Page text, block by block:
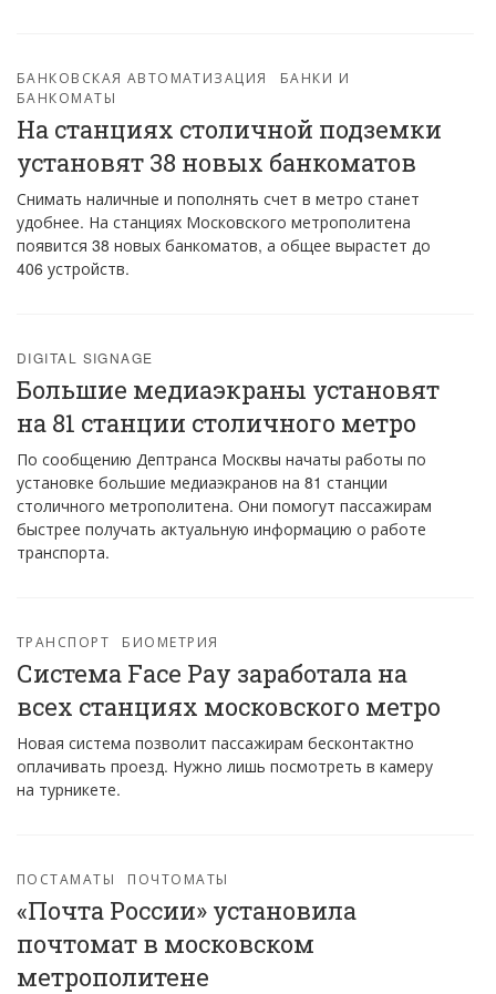
БАНКОВСКАЯ АВТОМАТИЗАЦИЯ
БАНКИ И
БАНКОМАТЫ
На станциях столичной подземки
установят 38 новых банкоматов
Снимать наличные и пополнять счет в метро станет
удобнее. На станциях Московского метрополитена
появится 38 новых банкоматов, а общее вырастет до
406 устройств.
DIGITAL SIGNAGE
Большие медиаэкраны установят
на 81 станции столичного метро
По сообщению Дептранса Москвы начаты работы по
установке большие медиаэкранов на 81 станции
столичного метрополитена. Они помогут пассажирам
быстрее получать актуальную информацию о работе
транспорта.
ТРАНСПОРТ БИОМЕТРИЯ
Система Face Pay заработала на
всех станциях московского метро
Новая система позволит пассажирам бесконтактно
оплачивать проезд. Нужно лишь посмотреть в камеру
на турникете.
ПОСТАМАТЫ ПОЧТОМАТЫ
«Почта России» установила
почтомат в московском
метрополитене